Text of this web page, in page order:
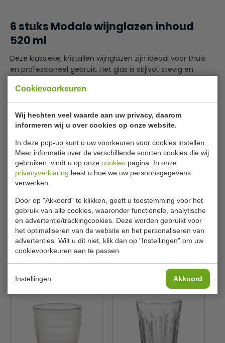
Cookievoorkeuren
Wij hechten veel waarde aan uw privacy, daarom
informeren wij u over cookies op onze website.
In deze pop-up kunt u uw voorkeuren voor cookies instellen.
Meer informatie over de verschillende soorten cookies die wij
gebruiken, vindt u op onze cookies pagina. In onze
privacyverklaring leest u hoe we uw persoonsgegevens
verwerken.
Door op "Akkoord" te klikken, geeft u toestemming voor het
gebruik van alle cookies, waaronder functionele, analytische
en advertentie/trackingcookies. Deze worden gebruikt voor
het optimaliseren van de website en het personaliseren van
advertenties. Wilt u dit niet, klik dan op "Instellingen" om uw
cookievoorkeuren aan te passen.
Instellingen Akkoord
6 stuks Modale wijnglazen inhoud
520 ml
Deze klassieke, kristallen wijnglazen zijn ideaal voor thuis
en professioneel gebruik. Het glas is stijlvol, stevig en
op de eettafel.
Vaatwasserbestendig
Zonder CE-markering
Specificaties
Model
GF725
Inhoud
Aantal
6
H x Ø
23,5 x 9 cm
Materiaal
Kristal